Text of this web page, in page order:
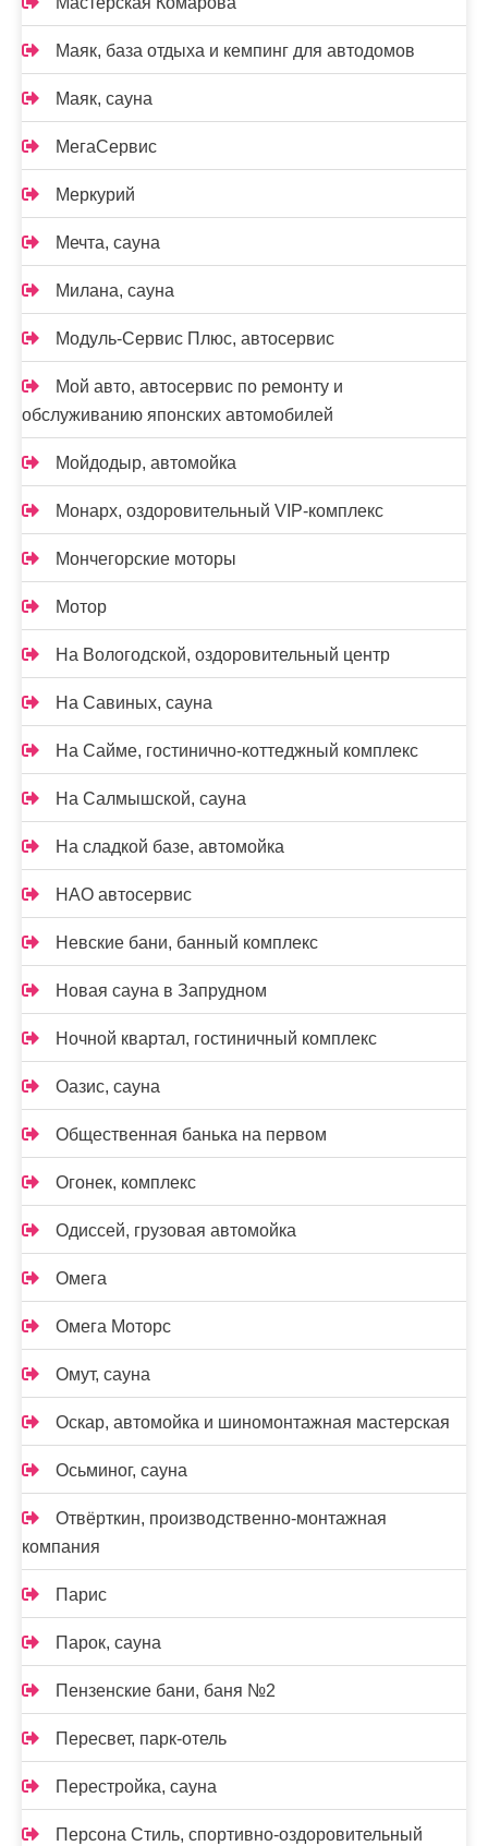
Маяк, база отдыха и кемпинг для автодомов
Маяк, сауна
МегаСервис
Меркурий
Мечта, сауна
Милана, сауна
Модуль-Сервис Плюс, автосервис
Мой авто, автосервис по ремонту и
обслуживанию японских автомобилей
Мойдодыр, автомойка
Монарх, оздоровительный VIP-комплекс
Мончегорские моторы
Мотор
На Вологодской, оздоровительный центр
На Савиных, сауна
На Сайме, гостинично-коттеджный комплекс
На Салмышской, сауна
На сладкой базе, автомойка
НАО автосервис
Невские бани, банный комплекс
Новая сауна в Запрудном
Ночной квартал, гостиничный комплекс
Оазис, сауна
Общественная банька на первом
Огонек, комплекс
Одиссей, грузовая автомойка
Омега
Омега Моторс
Омут, сауна
Оскар, автомойка и шиномонтажная мастерская
Осьминог, сауна
Отвёрткин, производственно-монтажная
компания
Парис
Парок, сауна
Пензенские бани, баня №2
Пересвет, парк-отель
Перестройка, сауна
Персона Стиль, спортивно-оздоровительный